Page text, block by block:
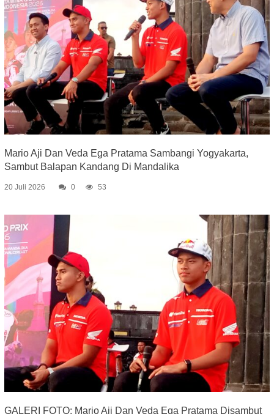
Mario Aji Dan Veda Ega Pratama Sambangi Yogyakarta,
Sambut Balapan Kandang Di Mandalika
20 Juli 2026 0 53
GALERI FOTO: Mario Aji Dan Veda Ega Pratama Disambut